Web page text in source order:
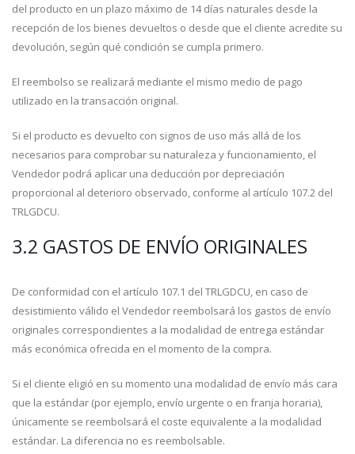
del producto en un plazo máximo de 14 días naturales desde la
recepción de los bienes devueltos o desde que el cliente acredite su
devolución, según qué condición se cumpla primero.
El reembolso se realizará mediante el mismo medio de pago
utilizado en la transacción original.
Si el producto es devuelto con signos de uso más allá de los
necesarios para comprobar su naturaleza y funcionamiento, el
Vendedor podrá aplicar una deducción por depreciación
proporcional al deterioro observado, conforme al artículo 107.2 del
TRLGDCU.
3.2 GASTOS DE ENVÍO ORIGINALES
De conformidad con el artículo 107.1 del TRLGDCU, en caso de
desistimiento válido el Vendedor reembolsará los gastos de envío
originales correspondientes a la modalidad de entrega estándar
más económica ofrecida en el momento de la compra.
Si el cliente eligió en su momento una modalidad de envío más cara
que la estándar (por ejemplo, envío urgente o en franja horaria),
únicamente se reembolsará el coste equivalente a la modalidad
estándar. La diferencia no es reembolsable.